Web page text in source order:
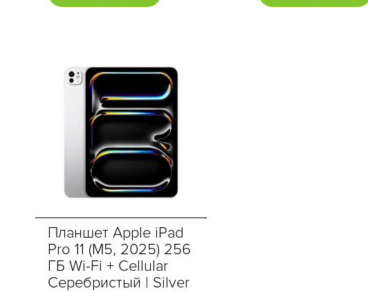
Планшет Apple iPad
Pro 11 (M5, 2025) 256
ГБ Wi-Fi + Cellular
Серебристый | Silver